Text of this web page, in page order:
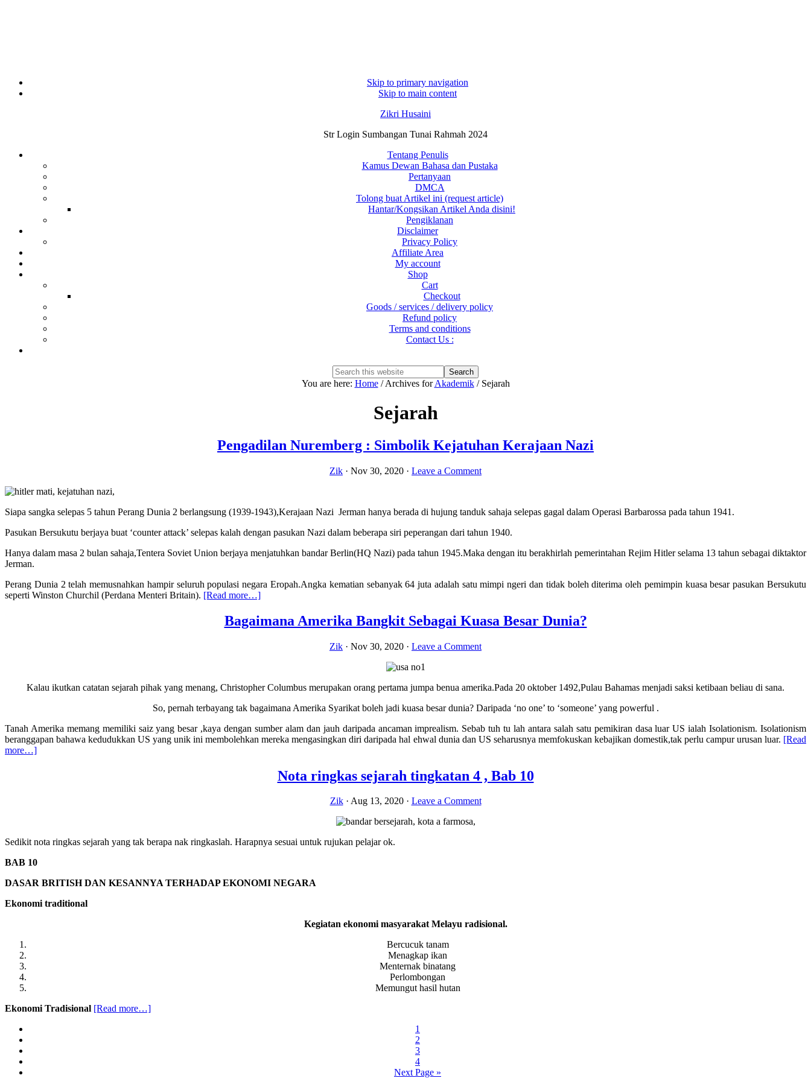
Skip to primary navigation
Skip to main content
Zikri Husaini
Str Login Sumbangan Tunai Rahmah 2024
Tentang Penulis
Kamus Dewan Bahasa dan Pustaka
Pertanyaan
DMCA
Tolong buat Artikel ini (request article)
Hantar/Kongsikan Artikel Anda disini!
Pengiklanan
Disclaimer
Privacy Policy
Affiliate Area
My account
Shop
Cart
Checkout
Goods / services / delivery policy
Refund policy
Terms and conditions
Contact Us :
Search
this
Hide
You are here: Home /Archives forAkademik /Sejarah
Sejarah
Pengadilan Nuremberg : Simbolik Kejatuhan Kerajaan Nazi
Zik · Nov 30, 2020 · Leave a Comment
Siapa sangka selepas 5 tahun Perang Dunia 2 berlangsung (1939-1943),Kerajaan Nazi Jerman hanya berada di hujung tanduk sahaja selepas gagal dalam Operasi Barbarossa pada tahun 1941.
Pasukan Bersukutu berjaya buat ‘counter attack’ selepas kalah dengan pasukan Nazi dalam beberapa siri peperangan dari tahun 1940.
Hanya dalam masa 2 bulan sahaja,Tentera Soviet Union berjaya menjatuhkan bandar Berlin(HQ Nazi) pada tahun 1945.Maka dengan itu berakhirlah pemerintahan Rejim Hitler selama 13 tahun sebagai diktaktor
Jerman.
Perang Dunia 2 telah memusnahkan hampir seluruh populasi negara Eropah.Angka kematian sebanyak 64 juta adalah satu mimpi ngeri dan tidak boleh diterima oleh pemimpin kuasa besar pasukan Bersukutu
seperti Winston Churchil (Perdana Menteri Britain). [Read more…]about
Nuremberg
:
Bagaimana Amerika Bangkit Sebagai Kuasa Besar Dunia?
Zik · Nov 30, 2020 · Leave a Comment
Kalau ikutkan catatan sejarah pihak yang menang, Christopher Columbus merupakan orang pertama jumpa benua amerika.Pada 20 oktober 1492,Pulau Bahamas menjadi saksi ketibaan beliau di sana.
So, pernah terbayang tak bagaimana Amerika Syarikat boleh jadi kuasa besar dunia? Daripada ‘no one’ to ‘someone’ yang powerful .
Tanah Amerika memang memiliki saiz yang besar ,kaya dengan sumber alam dan jauh daripada ancaman imprealism. Sebab tuh tu lah antara salah satu pemikiran dasa luar US ialah Isolationism. Isolationism
beranggapan bahawa kedudukkan US yang unik ini membolehkan mereka mengasingkan diri daripada hal ehwal dunia dan US seharusnya memfokuskan kebajikan domestik,tak perlu campur urusan luar. [Read
more…]about
Nota ringkas sejarah tingkatan 4 , Bab 10
Zik· Aug 13, 2020· Leave a Comment
Sedikit nota ringkas sejarah yang tak berapa nak ringkaslah. Harapnya sesuai untuk rujukan pelajar ok.
BAB 10
DASAR BRITISH DAN KESANNYA TERHADAP EKONOMI NEGARA
Ekonomi traditional
Kegiatan ekonomi masyarakat Melayu radisional.
Bercucuk tanam
Menagkap ikan
Menternak binatang
Perlombongan
Memungut hasil hutan
Ekonomi Tradisional [Read more…]about
Page
1
Page
2
Page
3
Page
4
Go
Next Page »